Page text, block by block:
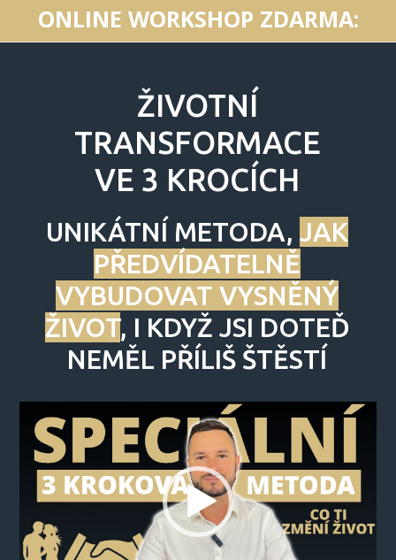
ONLINE WORKSHOP ZDARMA:
ŽIVOTNÍ
TRANSFORMACE
VE 3 KROCÍCH
UNIKÁTNÍ METODA,JAK
PŘEDVÍDATELNĚ
VYBUDOVAT VYSNĚNÝ
ŽIVOT, I KDYŽ JSI DOTEĎ
NEMĚL PŘÍLIŠ ŠTĚSTÍ
Video
přehrávač